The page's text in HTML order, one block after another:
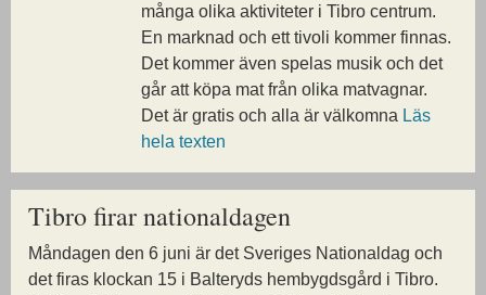
många olika aktiviteter i Tibro centrum.
En marknad och ett tivoli kommer finnas.
Det kommer även spelas musik och det
går att köpa mat från olika matvagnar.
Det är gratis och alla är välkomna Läs
hela texten
Tibro firar nationaldagen
Måndagen den 6 juni är det Sveriges Nationaldag och
det firas klockan 15 i Balteryds hembygdsgård i Tibro.